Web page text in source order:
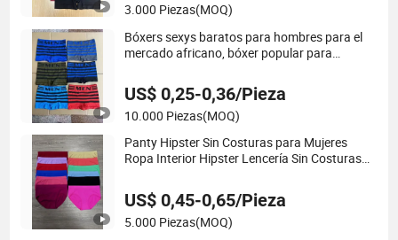
3.000 Piezas(MOQ)
Bóxers sexys baratos para hombres para el
mercado africano, bóxer popular para
costuras, bóxers masculinos de color sólido
para las cuatro estaciones, transpirables
US$ 0,25-0,36/Pieza
10.000 Piezas(MOQ)
Panty Hipster Sin Costuras para Mujeres
Ropa Interior Hipster Lencería Sin Costuras
US$ 0,45-0,65/Pieza
5.000 Piezas(MOQ)